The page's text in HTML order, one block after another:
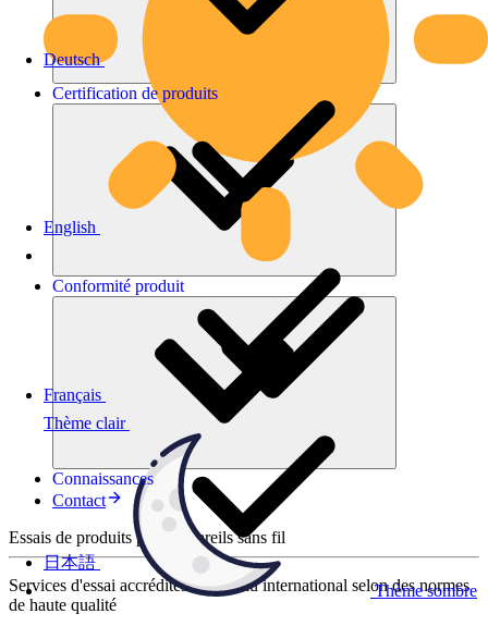
Thème clair
Thème sombre
Deutsch
English
Français
日本語
Certification de produits
Conformité produit
Connaissances
Contact
Essais de produits pour appareils sans fil
Services d'essai accrédités au niveau international selon des normes
de haute qualité